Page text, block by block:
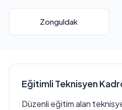
Zonguldak
Eğitimli Teknisyen
Düzenli eğitim alan